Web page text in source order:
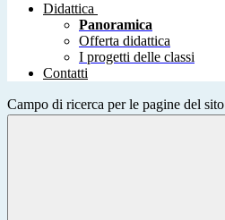
Didattica
Panoramica
Offerta didattica
I progetti delle classi
Contatti
Campo di ricerca per le pagine del sito